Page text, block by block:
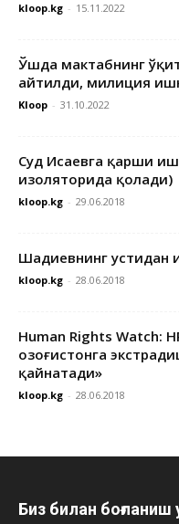
kloop.kg - 15.11.2022
Ўшда мактабнинг
айтилди, милиция
Kloop - 31.10.2022
Суд Исаевга қарши
изоляторида қолади)
kloop.kg - 29.06.2018
Шадиевнинг устидан
kloop.kg - 28.06.2018
Human Rights Watch:
Қозоғистонга
қайнатади»
kloop.kg - 28.06.2018
Биз билан боғланиш